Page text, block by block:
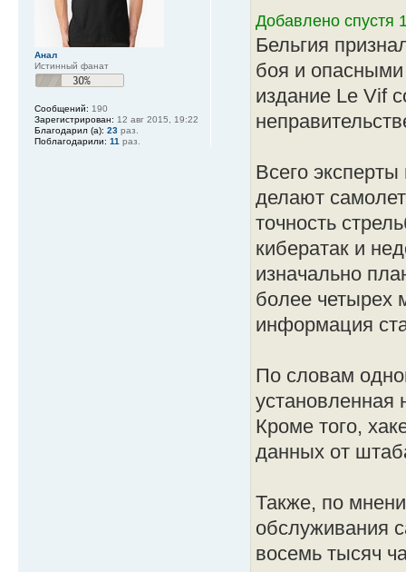
Добавлено спустя
Бельгия
боя и
издание Le Vif
Всего
делают
точность
кибератак и
изначально
более четырех
информация
По словам
установленная
Кроме того,
данных от
Также, по
обслуживания
восемь тысяч
Анал
Истинный фанат
Сообщений: 190
Зарегистрирован: 12 авг 2015, 19:22
Благодарил (а): 23 раз.
Поблагодарили: 11 раз.